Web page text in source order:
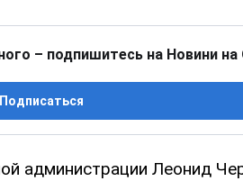
– подпишитесь на Новини на
Подписаться
администрации Леонид